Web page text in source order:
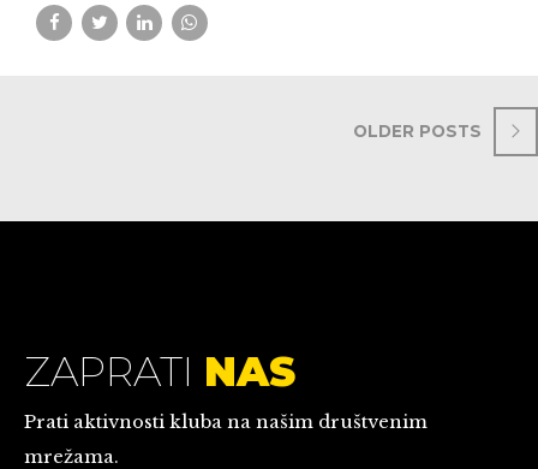
OLDER POSTS
ZAPRATI NAS
Prati aktivnosti kluba na našim društvenim
mrežama.